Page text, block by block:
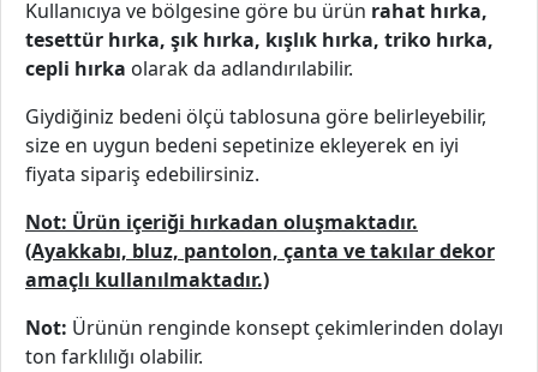
Kullanıcıya ve bölgesine göre bu ürün rahat hırka,
tesettür hırka, şık hırka, kışlık hırka, triko hırka,
cepli hırka olarak da adlandırılabilir.
Giydiğiniz bedeni ölçü tablosuna göre belirleyebilir,
size en uygun bedeni sepetinize ekleyerek en iyi
fiyata sipariş edebilirsiniz.
Not: Ürün içeriği hırkadan oluşmaktadır.
(Ayakkabı, bluz, pantolon, çanta ve takılar dekor
amaçlı kullanılmaktadır.)
Not: Ürünün renginde konsept çekimlerinden dolayı
ton farklılığı olabilir.